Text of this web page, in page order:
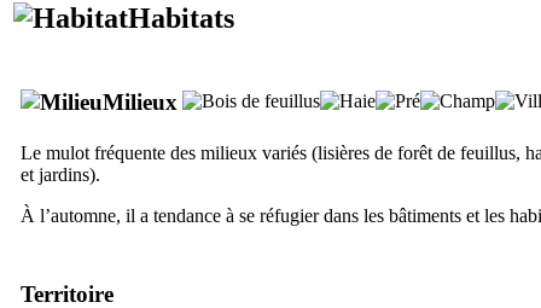
Habitats
Milieux
Le mulot fréquente des milieux variés (lisières de forêt de feuillus,
et jardins).
À l’automne, il a tendance à se réfugier dans les bâtiments et les
Territoire